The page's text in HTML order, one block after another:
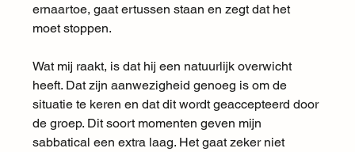
ernaartoe, gaat ertussen staan en zegt dat het
moet stoppen.
Wat mij raakt, is dat hij een natuurlijk overwicht
heeft. Dat zijn aanwezigheid genoeg is om de
situatie te keren en dat dit wordt geaccepteerd door
de groep. Dit soort momenten geven mijn
sabbatical een extra laag. Het gaat zeker niet